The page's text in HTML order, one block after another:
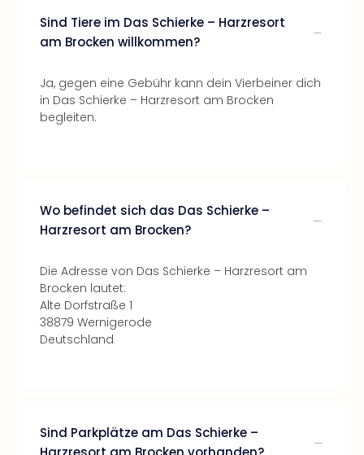
Sind Tiere im Das Schierke – Harzresort
am Brocken willkommen?
Ja, gegen eine Gebühr kann dein Vierbeiner dich
in Das Schierke – Harzresort am Brocken
begleiten.
Wo befindet sich das Das Schierke –
Harzresort am Brocken?
Die Adresse von Das Schierke – Harzresort am
Brocken lautet:
Alte Dorfstraße 1
38879 Wernigerode
Deutschland
Sind Parkplätze am Das Schierke –